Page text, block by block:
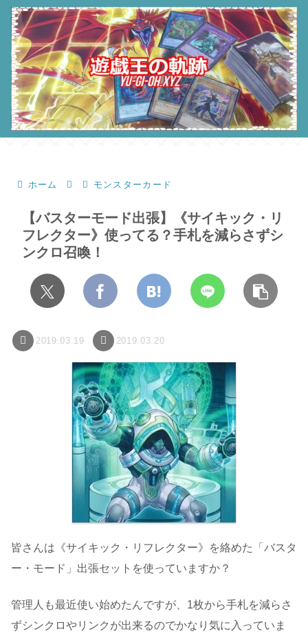
ホーム モンスターカード
【バスターモード出張】《サイキック・リ
フレクター》使ってる？手札を減らさずシ
ンクロ召喚！
2019.03.19 2019.03.20
皆さんは《サイキック・リフレクター》を絡めた「バスタ
ー・モード」出張セットを使っていますか？
管理人も最近使い始めたんですが、1枚から手札を減らさ
ずシンクロやリンクが出来るのでかなり気に入っていま